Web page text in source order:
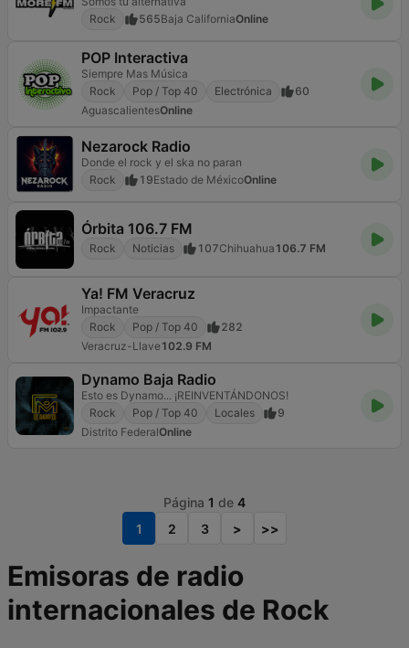
Rock
565Baja CaliforniaOnline
POP Interactiva
Siempre Mas Música
Rock
Pop / Top 40 Electrónica
60
AguascalientesOnline
Nezarock Radio
Donde el rock y el ska no paran
Rock
19Estado de MéxicoOnline
Órbita 106.7 FM
Rock Noticias 107Chihuahua 106.7 FM
Ya! FM Veracruz
Impactante
Rock
Pop / Top 40
282
Veracruz-Llave102.9 FM
Dynamo Baja Radio
Esto es Dynamo... ¡REINVENTÁNDONOS!
Rock
Pop / Top 40 Locales
9
Distrito FederalOnline
Página 1 de 4
1
2 3 > >>
Emisoras de radio
internacionales de Rock